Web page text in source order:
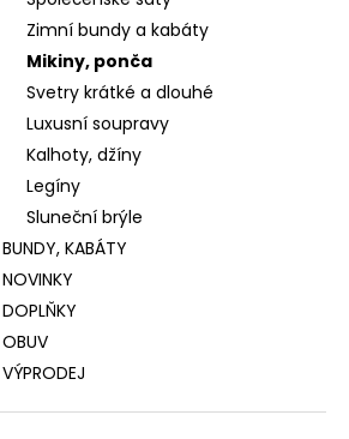
Zimní bundy a kabáty
Mikiny, ponča
Svetry krátké a dlouhé
Luxusní soupravy
Kalhoty, džíny
Legíny
Sluneční brýle
BUNDY, KABÁTY
NOVINKY
DOPLŇKY
OBUV
VÝPRODEJ
ZIMNÍ BUNDA S PRAVOU
Kč
5 999 Kč